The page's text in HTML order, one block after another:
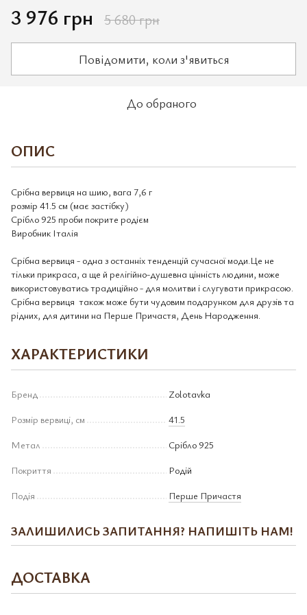
3 976 грн 5 680 грн
Повідомити, коли з'явиться
До обраного
ОПИС
Срібна вервиця на шию, вага 7,6 г
розмір 41.5 см (має застібку)
Срібло 925 проби покрите родієм
Виробник Італія
Срібна вервиця - одна з останніх тенденцій сучасної моди.Це не
тільки прикраса, а ще й релігійно-душевна цінність людини, може
використовуватись традиційно - для молитви і слугувати прикрасою.
Срібна вервиця також може бути чудовим подарунком для друзів та
рідних, для дитини на Перше Причастя, День Народження.
ХАРАКТЕРИСТИКИ
Бренд
Zolotavka
Розмір вервиці, см
41.5
Метал
Срібло 925
Покриття
Родій
Подія
Перше Причастя
ЗАЛИШИЛИСЬ ЗАПИТАННЯ? НАПИШІТЬ НАМ!
ДОСТАВКА